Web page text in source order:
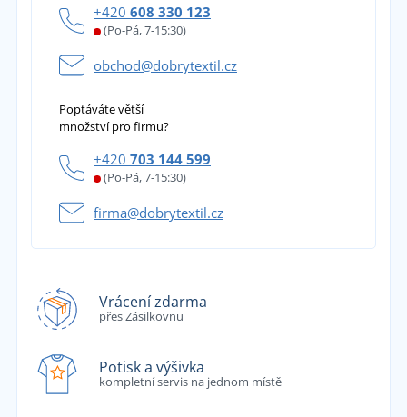
+420 608 330 123
(Po-Pá, 7-15:30)
obchod@dobrytextil.cz
Poptáváte větší
množství pro firmu?
+420 703 144 599
(Po-Pá, 7-15:30)
firma@dobrytextil.cz
Vrácení zdarma
přes Zásilkovnu
Potisk a výšivka
kompletní servis na jednom místě